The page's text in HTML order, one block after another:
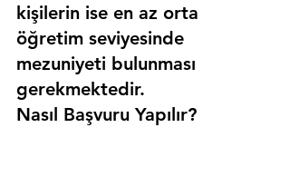
kişilerin ise en az orta
öğretim seviyesinde
mezuniyeti bulunması
gerekmektedir.
Nasıl Başvuru Yapılır?